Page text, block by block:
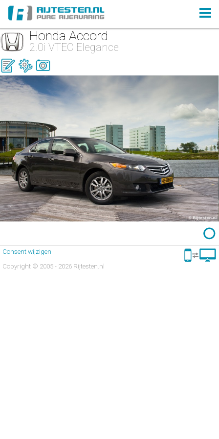
Honda Accord
2.0i VTEC Elegance
Consent wijzigen
Copyright © 2005 - 2026 Rijtesten.nl